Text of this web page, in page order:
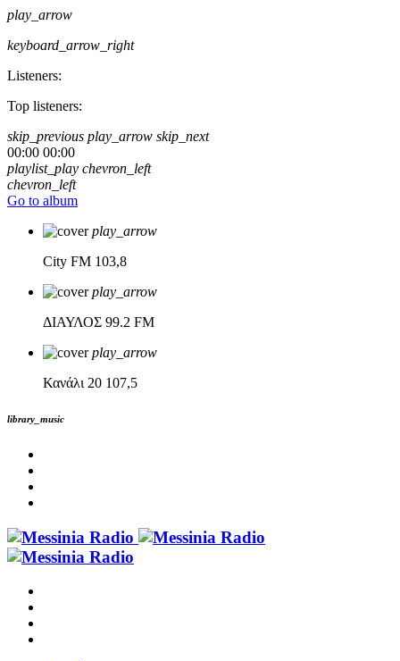
play_arrow
keyboard_arrow_right
Listeners:
Top listeners:
skip_previous play_arrow skip_next
00:00 00:00
playlist_play chevron_left
chevron_left
Go to album
play_arrow
City FM 103,8
play_arrow
ΔΙΑΥΛΟΣ 99.2 FM
play_arrow
Κανάλι 20 107,5
library_music